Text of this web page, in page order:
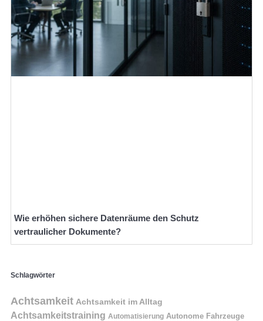
Wie erhöhen sichere Datenräume den Schutz
vertraulicher Dokumente?
Schlagwörter
Achtsamkeit Achtsamkeit im Alltag
Achtsamkeitstraining Automatisierung Autonome Fahrzeuge